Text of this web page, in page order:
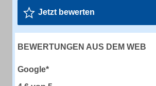
Jetzt bewerten
BEWERTUNGEN AUS DEM WEB
Google*